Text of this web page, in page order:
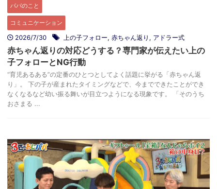
パパのこと
コミュニケーション
2026/7/30 上の子フォロー, 赤ちゃん返り , アドラー式
赤ちゃん返りの対応どうする？専門家が伝えたい上の
子フォローとNG行動
“育児あるある”の定番のひとつとしてよく話題に挙がる「赤ちゃん返
り」。 下の子が産まれたタイミングなどで、今までできたことができ
なくなるなど幼い振る舞いが目立つようになる現象です。 「そのうち
おさまる ...